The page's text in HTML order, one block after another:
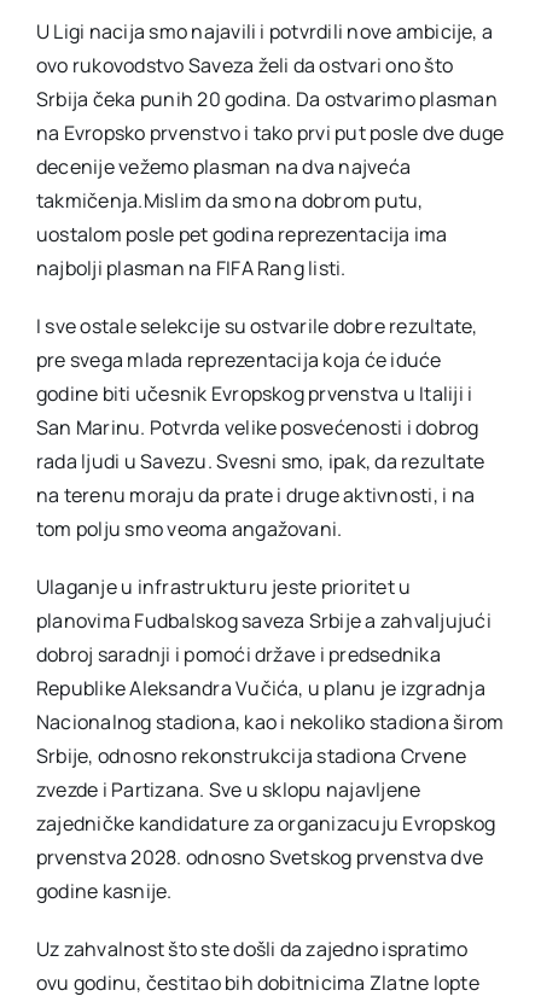
U Ligi nacija smo najavili i potvrdili nove ambicije, a
ovo rukovodstvo Saveza želi da ostvari ono što
Srbija čeka punih 20 godina. Da ostvarimo plasman
na Evropsko prvenstvo i tako prvi put posle dve duge
decenije vežemo plasman na dva najveća
takmičenja.Mislim da smo na dobrom putu,
uostalom posle pet godina reprezentacija ima
najbolji plasman na FIFA Rang listi.
I sve ostale selekcije su ostvarile dobre rezultate,
pre svega mlada reprezentacija koja će iduće
godine biti učesnik Evropskog prvenstva u Italiji i
San Marinu. Potvrda velike posvećenosti i dobrog
rada ljudi u Savezu. Svesni smo, ipak, da rezultate
na terenu moraju da prate i druge aktivnosti, i na
tom polju smo veoma angažovani.
Ulaganje u infrastrukturu jeste prioritet u
planovima Fudbalskog saveza Srbije a zahvaljujući
dobroj saradnji i pomoći države i predsednika
Republike Aleksandra Vučića, u planu je izgradnja
Nacionalnog stadiona, kao i nekoliko stadiona širom
Srbije, odnosno rekonstrukcija stadiona Crvene
zvezde i Partizana. Sve u sklopu najavljene
zajedničke kandidature za organizacuju Evropskog
prvenstva 2028. odnosno Svetskog prvenstva dve
godine kasnije.
Uz zahvalnost što ste došli da zajedno ispratimo
ovu godinu, čestitao bih dobitnicima Zlatne lopte